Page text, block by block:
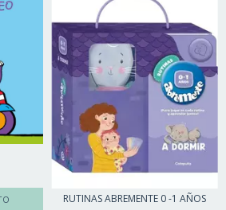
RUTINAS ABREMENTE 0 -1 AÑOS